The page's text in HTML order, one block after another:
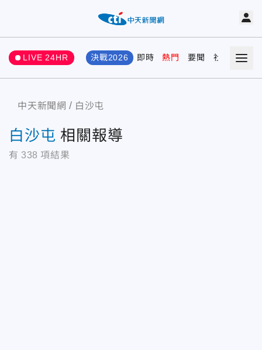
LIVE 24HR 決戰2026 即時 熱門 要聞 社會 娛樂
中天新聞網 白沙屯
白沙屯 相關報導
有 338 項結果